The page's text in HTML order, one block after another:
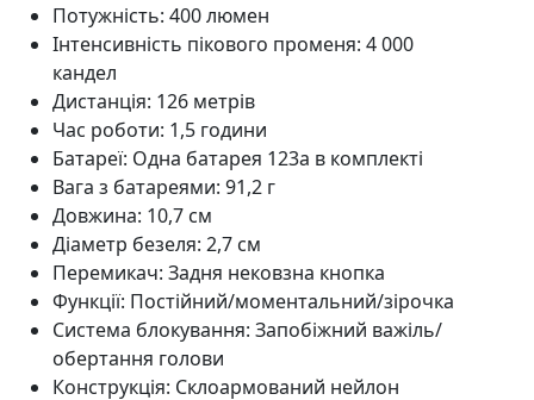
Потужність: 400 люмен
Інтенсивність пікового променя: 4 000
кандел
Дистанція: 126 метрів
Час роботи: 1,5 години
Батареї: Одна батарея 123a в комплекті
Вага з батареями: 91,2 г
Довжина: 10,7 см
Діаметр безеля: 2,7 см
Перемикач: Задня нековзна кнопка
Функції: Постійний/моментальний/зірочка
Система блокування: Запобіжний важіль/
обертання голови
Конструкція: Склоармований нейлон